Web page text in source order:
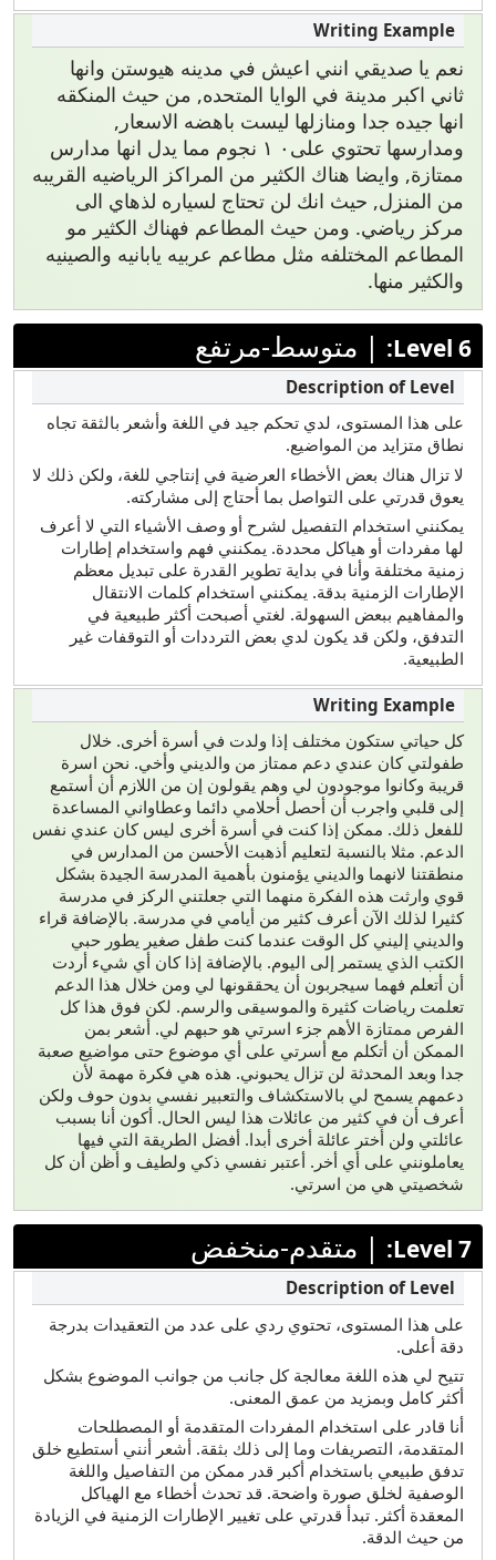
نعم يا صديقي انني اعيش في مدينه هيوستن وانها
ثاني اكبر مدينة في الوايا المتحده, من حيث المنكقه
انها جيده جدا ومنازلها ليست باهضه الاسعار,
ومدارسها تحتوي على٠ ١ نجوم مما يدل انها مدارس
ممتازة, وايضا هناك الكثير من المراكز الرياضيه القريبه
من المنزل, حيث انك لن تحتاج لسياره لذهاي الى
مركز رياضي. ومن حيث المطاعم فهناك الكثير مو
المطاعم المختلفه مثل مطاعم عربيه يابانيه والصينيه
والكثير منها.
Level 6:
| متوسط-مرتفع
على هذا المستوى، لدي تحكم جيد في اللغة وأشعر بالثقة تجاه
نطاق متزايد من المواضيع.
لا تزال هناك بعض الأخطاء العرضية في إنتاجي للغة، ولكن ذلك لا
يعوق قدرتي على التواصل بما أحتاج إلى مشاركته.
يمكنني استخدام التفصيل لشرح أو وصف الأشياء التي لا أعرف
لها مفردات أو هياكل محددة. يمكنني فهم واستخدام إطارات
زمنية مختلفة وأنا في بداية تطوير القدرة على تبديل معظم
الإطارات الزمنية بدقة. يمكنني استخدام كلمات الانتقال
والمفاهيم ببعض السهولة. لغتي أصبحت أكثر طبيعية في
التدفق، ولكن قد يكون لدي بعض الترددات أو التوقفات غير
الطبيعية.
كل حياتي ستكون مختلف إذا ولدت في أسرة أخرى. خلال
طفولتي كان عندي دعم ممتاز من والديني وأخي. نحن اسرة
قريبة وكانوا موجودون لي وهم يقولون إن من اللازم أن أستمع
إلى قلبي واجرب أن أحصل أحلامي دائما وعطاواني المساعدة
للفعل ذلك. ممكن إذا كنت في أسرة أخرى ليس كان عندي نفس
الدعم. مثلا بالنسبة لتعليم أذهبت الأحسن من المدارس في
منطقتنا لانهما والديني يؤمنون بأهمية المدرسة الجيدة بشكل
قوي وارثت هذه الفكرة منهما التي جعلتني الركز في مدرسة
كثيرا لذلك الآن أعرف كثير من أيامي في مدرسة. بالإضافة قراء
والديني إليني كل الوقت عندما كنت طفل صغير يطور حبي
الكتب الذي يستمر إلى اليوم. بالإضافة إذا كان أي شيء أردت
أن أتعلم فهما سيجربون أن يحققونها لي ومن خلال هذا الدعم
تعلمت رياضات كثيرة والموسيقى والرسم. لكن فوق هذا كل
الفرص ممتازة الأهم جزء اسرتي هو حبهم لي. أشعر بمن
الممكن أن أتكلم مع أسرتي على أي موضوع حتى مواضيع صعبة
جدا وبعد المحدثة لن تزال يحبوني. هذه هي فكرة مهمة لأن
دعمهم يسمح لي بالاستكشاف والتعبير نفسي بدون حوف ولكن
أعرف أن في كثير من عائلات هذا ليس الحال. أكون أنا بسبب
عائلتي ولن أختر عائلة أخرى أبدا. أفضل الطريقة التي فيها
يعاملونني على أي أخر. أعتبر نفسي ذكي ولطيف و أظن أن كل
شخصيتي هي من اسرتي.
Level 7:
| متقدم-منخفض
على هذا المستوى، تحتوي ردي على عدد من التعقيدات بدرجة
دقة أعلى.
تتيح لي هذه اللغة معالجة كل جانب من جوانب الموضوع بشكل
أكثر كامل وبمزيد من عمق المعنى.
أنا قادر على استخدام المفردات المتقدمة أو المصطلحات
المتقدمة، التصريفات وما إلى ذلك بثقة. أشعر أنني أستطيع خلق
تدفق طبيعي باستخدام أكبر قدر ممكن من التفاصيل واللغة
الوصفية لخلق صورة واضحة. قد تحدث أخطاء مع الهياكل
المعقدة أكثر. تبدأ قدرتي على تغيير الإطارات الزمنية في الزيادة
من حيث الدقة.